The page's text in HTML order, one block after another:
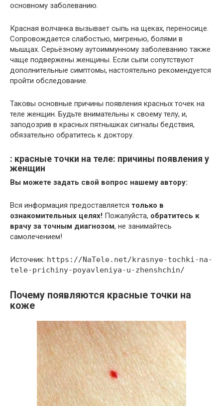
основному заболеванию.
Красная волчанка вызывает сыпь на щеках, переносице.
Сопровождается слабостью, мигренью, болями в
мышцах. Серьёзному аутоиммунному заболеванию также
чаще подвержены женщины. Если сыпи сопутствуют
дополнительные симптомы, настоятельно рекомендуется
пройти обследование.
Таковы основные причины появления красных точек на
теле женщин. Будьте внимательны к своему телу, и,
заподозрив в красных пятнышках сигналы бедствия,
обязательно обратитесь к доктору.
: красные точки на теле: причины появления у
женщин
Вы можете задать свой вопрос нашему автору:
Вся информация предоставляется только в
ознакомительных целях! Пожалуйста, обратитесь к
врачу за точным диагнозом, не занимайтесь
самолечением!
Источник: https://NaTele.net/krasnye-tochki-na-
tele-prichiny-poyavleniya-u-zhenshchin/
Почему появляются красные точки на
коже